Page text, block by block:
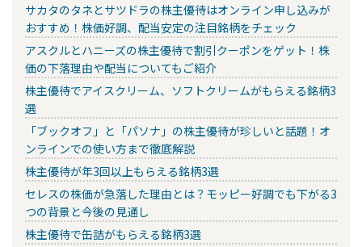
サカタのタネとサツドラの株主優待はオンライン申し込みが
おすすめ！株価好調、配当安定の注目銘柄をチェック
アスクルとハニーズの株主優待で割引クーポンをゲット！株
価の下落理由や配当についてもご紹介
株主優待でアイスクリーム、ソフトクリームがもらえる銘柄3
選
「ブックオフ」と「パソナ」の株主優待が珍しいと話題！オ
ンラインでの使い方まで徹底解説
株主優待が年3回以上もらえる銘柄3選
セレスの株価が急落した理由とは？モッピー好調でも下がる3
つの背景と今後の見通し
株主優待で缶詰がもらえる銘柄3選